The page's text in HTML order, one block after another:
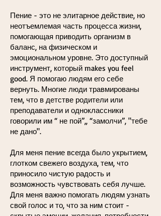
Пение - это не элитарное действие, но
неотъемлемая часть процесса жизни,
помогающая приводить организм в
баланс, на физическом и
эмоциональном уровне. Это доступный
инструмент, который makes you feel
good. Я помогаю людям его себе
вернуть. Многие люди травмированы
тем, что в детстве родители или
преподаватели и одноклассники
говорили им “ не пой”,, “замолчи”, "тебе
не дано".
Для меня пение всегда было укрытием,
глотком свежего воздуха, тем, что
приносило чистую радость и
возможность чувствовать себя лучше.
Для меня важно помогать людям узнать
свой голос и то, что за ним стоит -